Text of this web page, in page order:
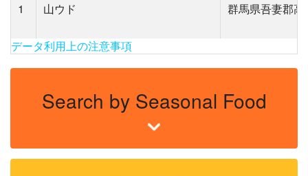
1
山ウド 群馬県吾妻郡高
データ利用上の注意事項
Search by Seasonal Food